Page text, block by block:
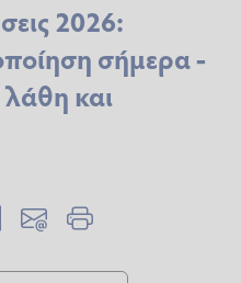
2026:
σήμερα -
και